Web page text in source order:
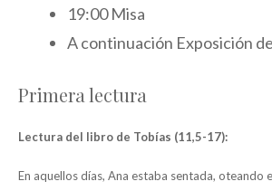
19:00 Misa
A continuación Exposición
Primera lectura
Lectura del libro de Tobías (11,5-17):
En aquellos días, Ana estaba sentada, oteando